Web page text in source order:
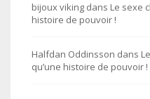
bijoux viking dans Le sexe
histoire de pouvoir !
Halfdan Oddinsson dans
qu’une histoire de pouvoir !